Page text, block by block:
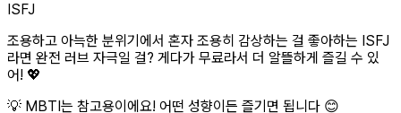
ISFJ
조용하고 아늑한 분위기에서 혼자 조용히 감상하는 걸 좋아하는 ISFJ
라면 완전 러브 자극일 걸? 게다가 무료라서 더 알뜰하게 즐길 수 있
어! 💖
💡 MBTI는 참고용이에요! 어떤 성향이든 즐기면 됩니다 😊